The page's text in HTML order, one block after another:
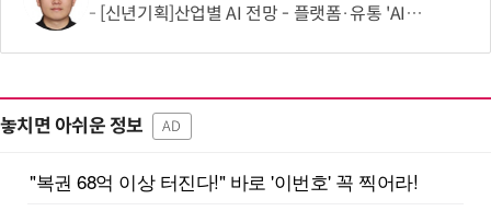
[신년기획]산업별 AI 전망 - 플랫폼·유통 'AI 에이전트 시대' 개막
놓치면 아쉬운 정보 AD